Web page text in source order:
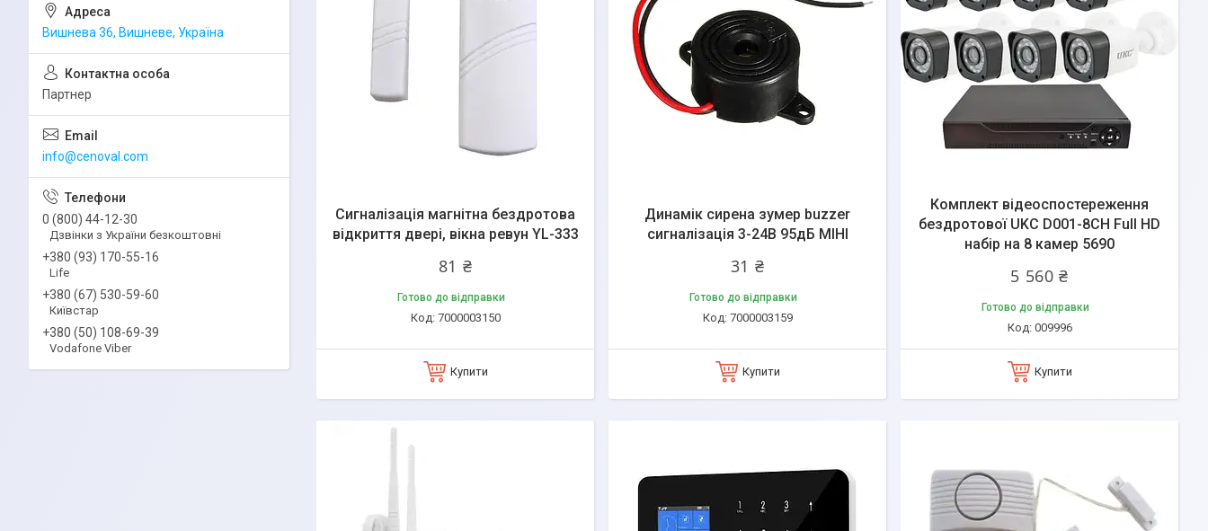
Сигналізація магнітна бездротова
відкриття двері, вікна ревун YL-333
81 ₴
Готово до відправки
7000003150
Купити
Динамік сирена зумер buzzer
сигналізація 3-24В 95дБ МІНІ
31 ₴
Готово до відправки
7000003159
Купити
Комплект відеоспостереження
бездротової UKC D001-8CH Full HD
набір на 8 камер 5690
5 560 ₴
Готово до відправки
009996
Купити
Вишнева 36, Вишневе, Україна
Партнер
info@cenoval.com
0 (800) 44-12-30
Дзвінки з України безкоштовні
+380 (93) 170-55-16
Life
+380 (67) 530-59-60
Київстар
+380 (50) 108-69-39
Vodafone Viber